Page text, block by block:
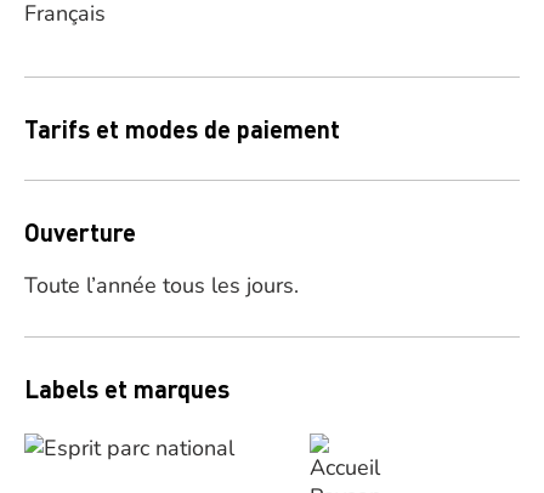
Français
Tarifs et modes de paiement
Ouverture
Toute l’année tous les jours.
Labels et marques